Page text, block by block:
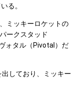
る。
ミッキーロケットの
ークスタッド
ォタル（Pivotal）だ
しており、ミッキー